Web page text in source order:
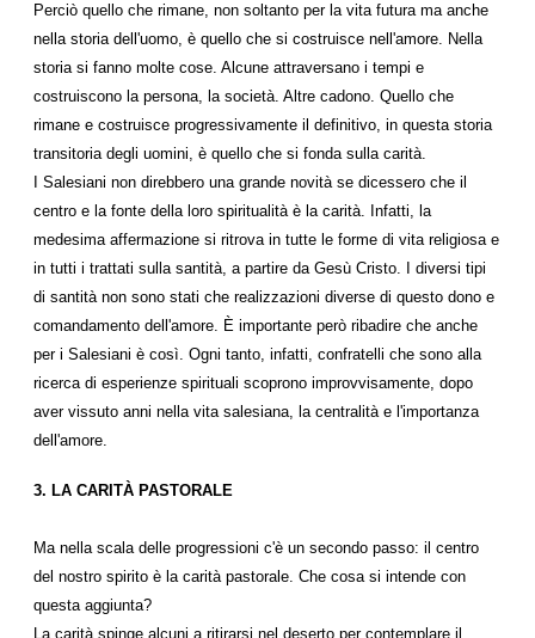
Perciò quello che rimane, non soltanto per la vita futura ma anche
nella storia dell'uomo, è quello che si costruisce nell'amore. Nella
storia si fanno molte cose. Alcune attraversano i tempi e
costruiscono la persona, la società. Altre cadono. Quello che
rimane e costruisce progressivamente il definitivo, in questa storia
transitoria degli uomini, è quello che si fonda sulla carità.
I Salesiani non direbbero una grande novità se dicessero che il
centro e la fonte della loro spiritualità è la carità. Infatti, la
medesima affermazione si ritrova in tutte le forme di vita religiosa e
in tutti i trattati sulla santità, a partire da Gesù Cristo. I diversi tipi
di santità non sono stati che realizzazioni diverse di questo dono e
comandamento dell'amore. È importante però ribadire che anche
per i Salesiani è così. Ogni tanto, infatti, confratelli che sono alla
ricerca di esperienze spirituali scoprono improvvisamente, dopo
aver vissuto anni nella vita salesiana, la centralità e l'importanza
dell'amore.
3. LA CARITÀ PASTORALE
Ma nella scala delle progressioni c'è un secondo passo: il centro
del nostro spirito è la carità pastorale. Che cosa si intende con
questa aggiunta?
La carità spinge alcuni a ritirarsi nel deserto per contemplare il